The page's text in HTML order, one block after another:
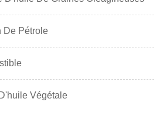
De Pétrole
Végétale